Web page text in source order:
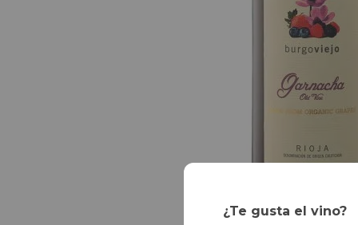
¿Te gusta el vino?